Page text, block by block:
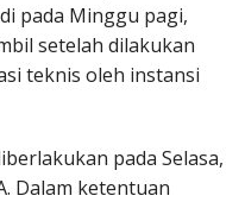
pada Minggu pagi,
setelah dilakukan
teknis oleh instansi
pada Selasa,
Dalam ketentuan